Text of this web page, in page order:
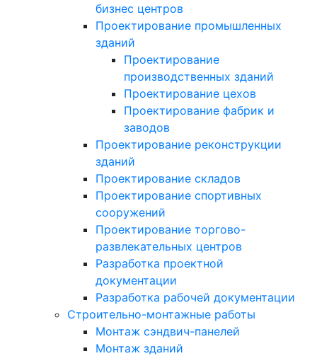
бизнес центров
Проектирование промышленных
зданий
Проектирование
производственных зданий
Проектирование цехов
Проектирование фабрик и
заводов
Проектирование реконструкции
зданий
Проектирование складов
Проектирование спортивных
сооружений
Проектирование торгово-
развлекательных центров
Разработка проектной
документации
Разработка рабочей документации
Строительно-монтажные работы
Монтаж сэндвич-панелей
Монтаж зданий